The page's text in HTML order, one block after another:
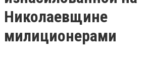
Николаевщине
милиционерами